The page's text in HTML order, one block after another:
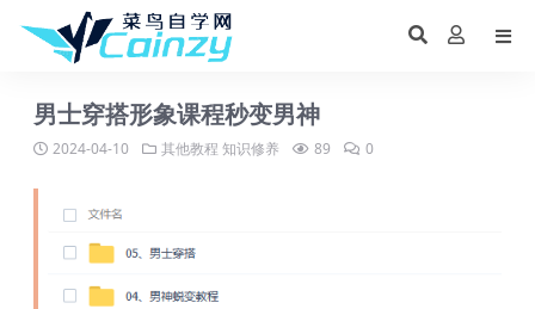
男士穿搭形象课程秒变男神
2024-04-10 其他教程 知识修养 89 0